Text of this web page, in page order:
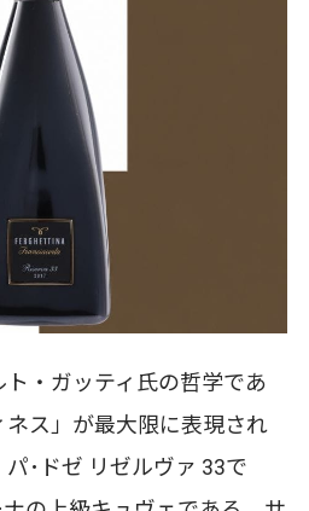
・ガッティ氏の哲学であ
ス」が最大限に表現され
･ドゼ リゼルヴァ 33で